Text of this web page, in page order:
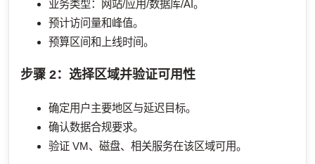
业务类型：网站/应用/数据库/AI。
预计访问量和峰值。
预算区间和上线时间。
步骤 2：选择区域并验证可用性
确定用户主要地区与延迟目标。
确认数据合规要求。
验证 VM、磁盘、相关服务在该区域可用。